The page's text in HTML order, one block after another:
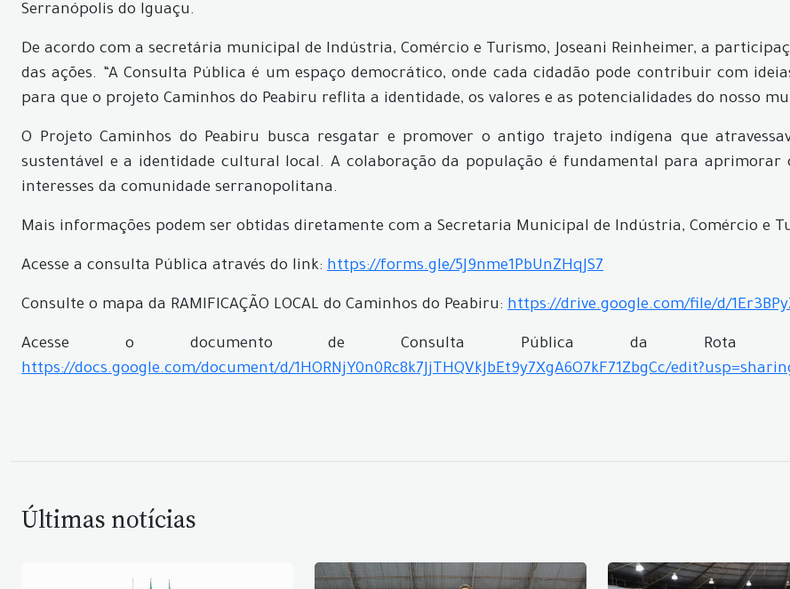
Serranópolis do Iguaçu.
De acordo com a secretária municipal de Indústria, Comércio e Turismo, Joseani Reinheimer, a
das ações. “A Consulta Pública é um espaço democrático, onde cada cidadão pode contribuir com
para que o projeto Caminhos do Peabiru reflita a identidade, os valores e as potencialidades do nosso
O Projeto Caminhos do Peabiru busca resgatar e promover o antigo trajeto indígena que
sustentável e a identidade cultural local. A colaboração da população é fundamental para
interesses da comunidade serranopolitana.
Mais informações podem ser obtidas diretamente com a Secretaria Municipal de Indústria, Comércio e
Acesse a consulta Pública através do link: https://forms.gle/5J9nme1PbUnZHqJS7
Consulte o mapa da RAMIFICAÇÃO LOCAL do Caminhos do Peabiru: https://drive.google.com/file/d/
Acesse o documento de Consulta Pública da Rota
https://docs.google.com/document/d/1HORNjY0n0Rc8k7JjTHQVkJbEt9y7XgA6O7kF71ZbgCc/
Últimas notícias